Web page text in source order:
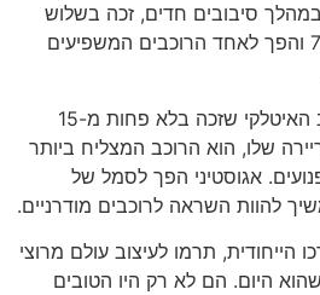
סיבובים חדים, זכה בשלוש
אליפויות עולם בשנות ה-70 והפך לאחד הרוכבים המשפיעים
, הרוכב האיטלקי שזכה בלא פחות מ-15
שלו, הוא הרוכב המצליח ביותר
אגוסטיני הפך לסמל של
להוות השראה לרוכבים מודרניים.
תרמו לעיצוב עולם מרוצי
היום. הם לא רק היו הטובים